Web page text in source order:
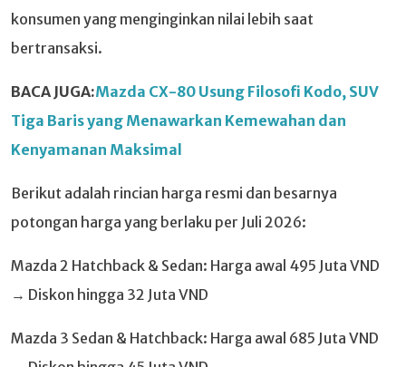
konsumen yang menginginkan nilai lebih saat
bertransaksi.
BACA JUGA:Mazda CX-80 Usung Filosofi Kodo, SUV
Tiga Baris yang Menawarkan Kemewahan dan
Kenyamanan Maksimal
Berikut adalah rincian harga resmi dan besarnya
potongan harga yang berlaku per Juli 2026:
Mazda 2 Hatchback & Sedan: Harga awal 495 Juta VND
→ Diskon hingga 32 Juta VND
Mazda 3 Sedan & Hatchback: Harga awal 685 Juta VND